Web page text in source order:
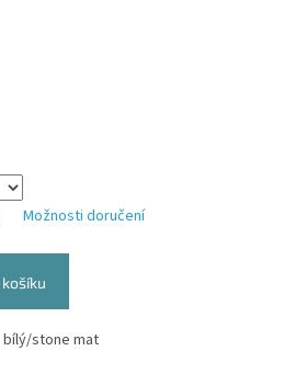
Možnosti doručení
bílý/stone mat